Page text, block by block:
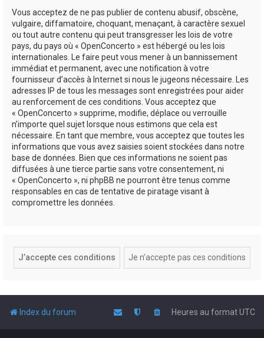
Vous acceptez de ne pas publier de contenu abusif, obscène,
vulgaire, diffamatoire, choquant, menaçant, à caractère sexuel
ou tout autre contenu qui peut transgresser les lois de votre
pays, du pays où « OpenConcerto » est hébergé ou les lois
internationales. Le faire peut vous mener à un bannissement
immédiat et permanent, avec une notification à votre
fournisseur d’accès à Internet si nous le jugeons nécessaire. Les
adresses IP de tous les messages sont enregistrées pour aider
au renforcement de ces conditions. Vous acceptez que
« OpenConcerto » supprime, modifie, déplace ou verrouille
n’importe quel sujet lorsque nous estimons que cela est
nécessaire. En tant que membre, vous acceptez que toutes les
informations que vous avez saisies soient stockées dans notre
base de données. Bien que ces informations ne soient pas
diffusées à une tierce partie sans votre consentement, ni
« OpenConcerto », ni phpBB ne pourront être tenus comme
responsables en cas de tentative de piratage visant à
compromettre les données.
Index du forum Heures au formatUTC